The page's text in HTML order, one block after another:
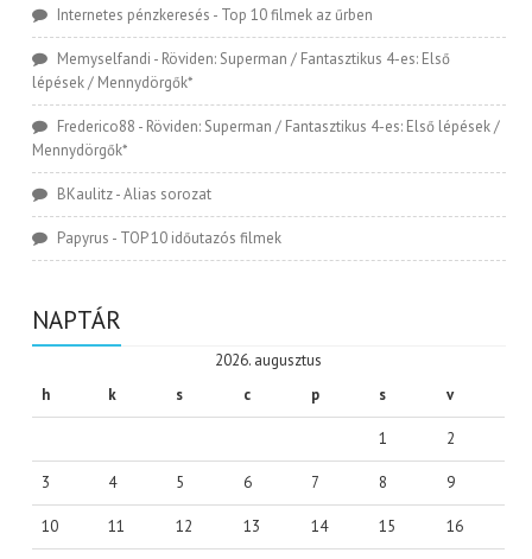
Internetes pénzkeresés - Top 10 filmek az űrben
Memyselfandi - Röviden: Superman / Fantasztikus 4-es: Első
lépések / Mennydörgők*
Frederico88 - Röviden: Superman / Fantasztikus 4-es: Első lépések /
Mennydörgők*
BKaulitz-Alias sorozat
Papyrus - TOP 10 időutazós filmek
NAPTÁR
2026. augusztus
h
k s c p s v
1 2
3 4 5 6 7 8 9
10 11 12 13 14 15 16